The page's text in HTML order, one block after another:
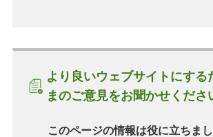
より良いウェブサイトにする
まのご意見をお聞かせくださ
このページの情報は役に立ちま